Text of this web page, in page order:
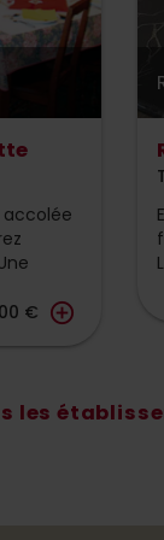
accolée
€ add_circle_outline
les